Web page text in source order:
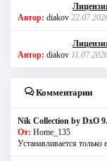
Автор: diakov
Автор: diakov
Комментарии
Nik Collection by DxO
От: Home_135
Устанавливается